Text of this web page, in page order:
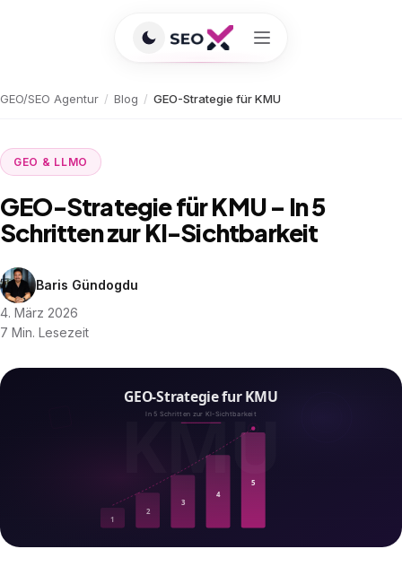
GEO/SEO Agentur / Blog / GEO-Strategie für KMU
GEO & LLMO
GEO-Strategie für KMU – In 5
Schritten zur KI-Sichtbarkeit
Baris Gündogdu
4. März 2026
7 Min. Lesezeit